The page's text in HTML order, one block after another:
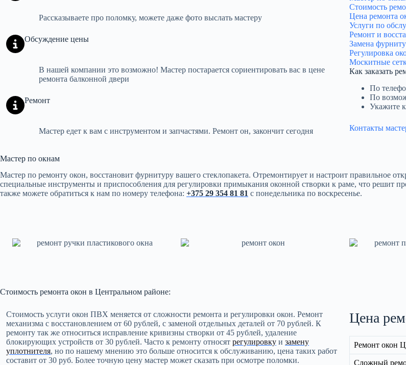
Рассказываете про поломку, можете даже фото выслать мастеру
Обсуждение цены
В нашей компании это возможно! Мастер постарается сориентировать вас в цене
ремонта балконной двери
Ремонт
Мастер едет к вам с инструментом и запчастями. Ремонт он, закончит сегодня
Стоимость
Цена ремонта
Услуги по
Ремонт и
Замена
Регулировка
Москитные
Как заказать
По
По
Укажите
Контакты
Мастер по окнам
Мастер по ремонту окон, восстановит фурнитуру вашего стеклопакета. Отремонтирует и настроит
специальные инструменты и приспособления для регулировки примыкания оконной створки к раме, что решит
также можете обратиться к нам по номеру телефона: +375 29 354 81 81 с понедельника по воскресенье.
Стоимость ремонта окон в Центральном районе:
Стоимость услуги окон ПВХ меняется от сложности ремонта и регулировки окон. Ремонт
механизма с восстановлением от 60 рублей, с заменой отдельных деталей от 70 рублей. К
ремонту так же относиться исправление кривизны створки от 45 рублей, удаление
блокирующих устройств от 30 рублей. Часто к ремонту относят регулировку и замену
уплотнителя, но по нашему мнению это больше относится к обслуживанию, цена таких работ
составит от 30 руб. Более точную цену мастер может сказать при осмотре поломки.
Цена
Ремонт окон
Сложный